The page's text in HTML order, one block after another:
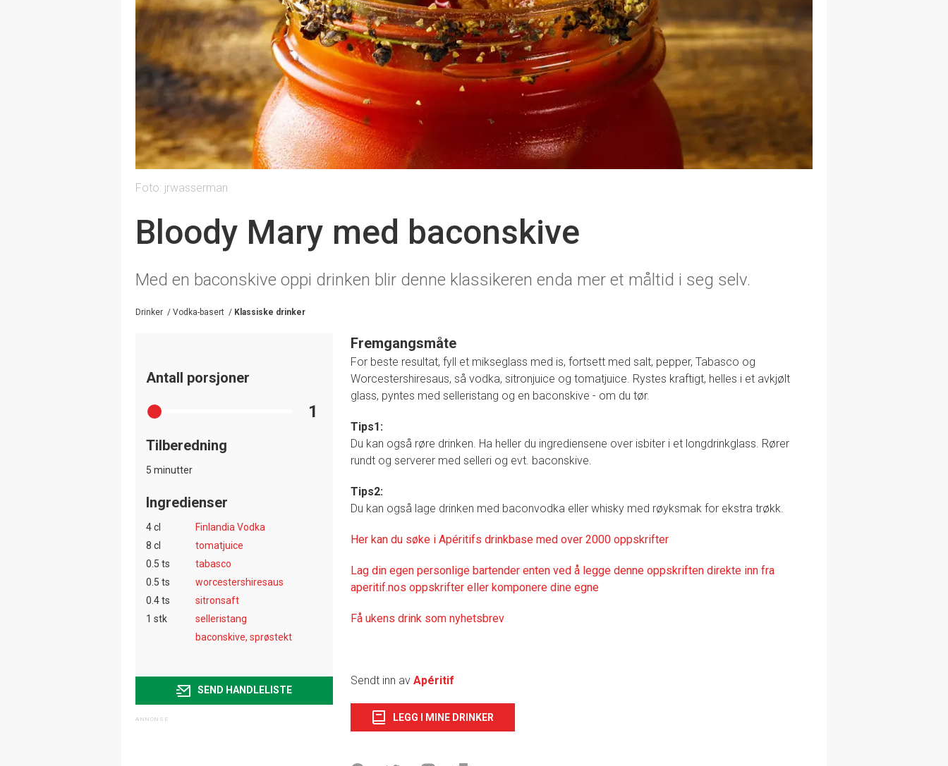
Foto: jrwasserman
Bloody Mary med baconskive
Med en baconskive oppi drinken blir denne klassikeren enda mer et måltid i seg selv.
Drinker / Vodka-basert / Klassiske drinker
Antall porsjoner
1
Tilberedning
5 minutter
Ingredienser
4 cl
Finlandia Vodka
8 cl
tomatjuice
0.5 ts
tabasco
0.5 ts
worcestershiresaus
0.4 ts
sitronsaft
1 stk
selleristang
baconskive, sprøstekt
SEND HANDLELISTE
Fremgangsmåte
For beste resultat, fyll et mikseglass med is, fortsett med salt, pepper, Tabasco og
Worcestershiresaus, så vodka, sitronjuice og tomatjuice. Rystes kraftigt, helles i et avkjølt
glass, pyntes med selleristang og en baconskive - om du tør.
Tips1:
Du kan også røre drinken. Ha heller du ingrediensene over isbiter i et longdrinkglass. Rører
rundt og serverer med selleri og evt. baconskive.
Tips2:
Du kan også lage drinken med baconvodka eller whisky med røyksmak for ekstra trøkk.
Her kan du søke i Apéritifs drinkbase med over 2000 oppskrifter
Lag din egen personlige bartender enten ved å legge denne oppskriften direkte inn fra
aperitif.nos oppskrifter eller komponere dine egne
Få ukens drink som nyhetsbrev
Sendt inn av Apéritif
LEGG I MINE DRINKER